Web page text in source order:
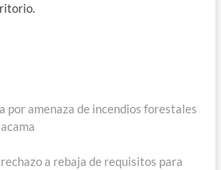
por amenaza de incendios forestales
a rebaja de requisitos para